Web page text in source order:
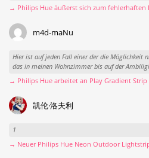
→ Philips Hue äußerst sich zum fehlerhaften
m4d-maNu
Hier ist auf jeden Fall einer der die Möglichkeit
das in meinen Wohnzimmer bis auf der
→ Philips Hue arbeitet an Play Gradient Strip
凯伦·洛夫利
1
→ Neuer Philips Hue Neon Outdoor